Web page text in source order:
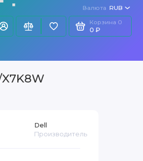
Валюта RUB
Корзина 0
0 ₽
X7K8W
Dell
Производитель